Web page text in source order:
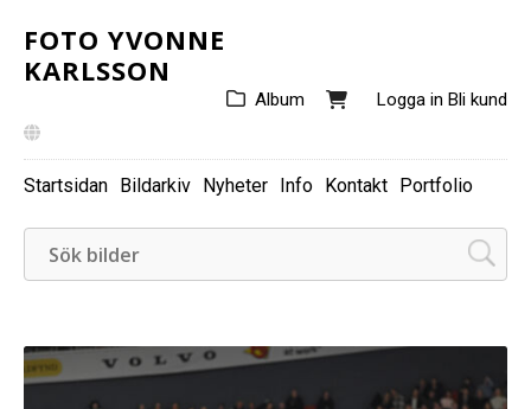
FOTO YVONNE
KARLSSON
Logga in Bli kund
Album
Startsidan Bildarkiv Nyheter Info Kontakt Portfolio